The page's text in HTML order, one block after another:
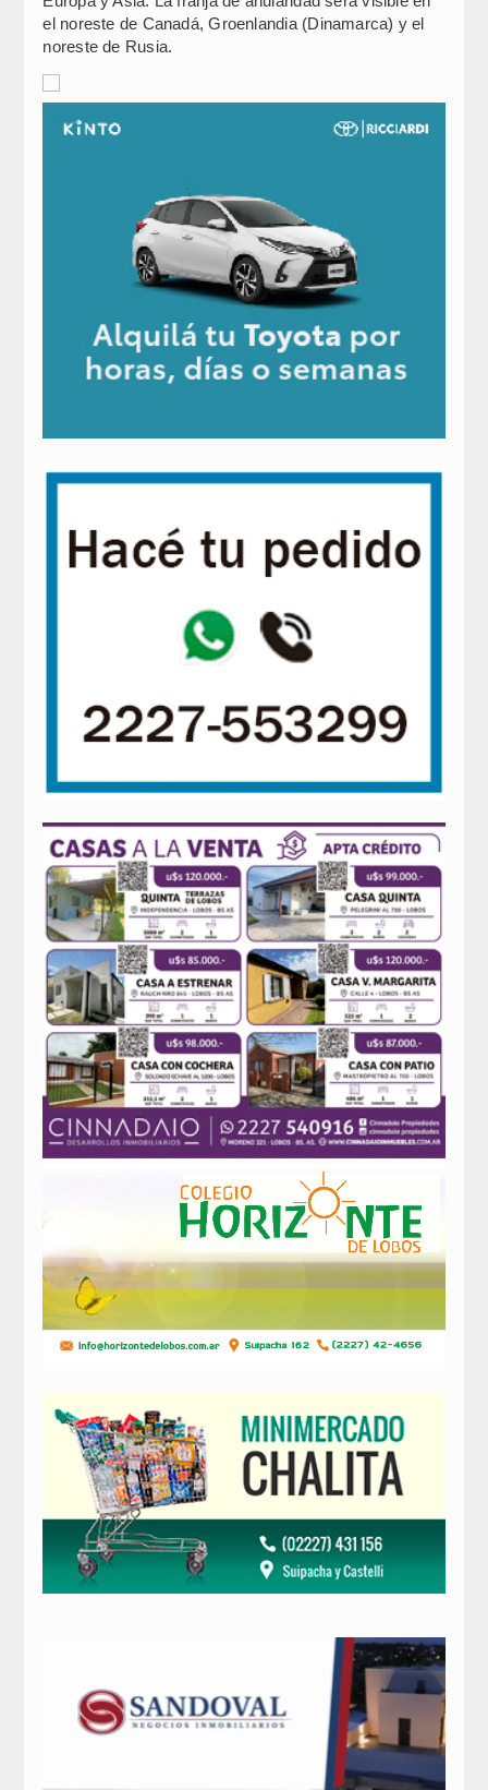
el noreste de Canadá, Groenlandia (Dinamarca) y el
noreste de Rusia.